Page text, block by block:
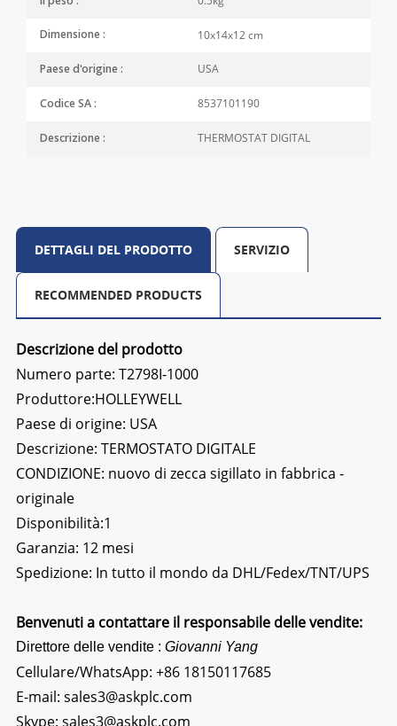
Dimensione : 10x14x12 cm
Paese d'origine : USA
Codice SA : 8537101190
Descrizione : THERMOSTAT DIGITAL
DETTAGLI DEL PRODOTTO SERVIZIO
RECOMMENDED PRODUCTS
Descrizione del prodotto
Numero parte: T2798I-1000
Produttore:HOLLEYWELL
Paese di origine: USA
Descrizione: TERMOSTATO DIGITALE
CONDIZIONE: nuovo di zecca sigillato in fabbrica -
originale
Disponibilità:1
Garanzia: 12 mesi
Spedizione: In tutto il mondo da DHL/Fedex/TNT/UPS
Benvenuti a contattare il responsabile delle vendite:
Direttore delle vendite : Giovanni Yang
Cellulare/WhatsApp: +86 18150117685
E-mail: sales3@askplc.com
Skype: sales3@askplc.com